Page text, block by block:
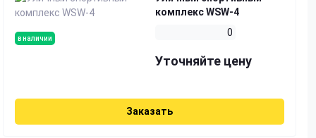
в наличии
комплекс WSW-4
0
Уточняйте цену
Заказать